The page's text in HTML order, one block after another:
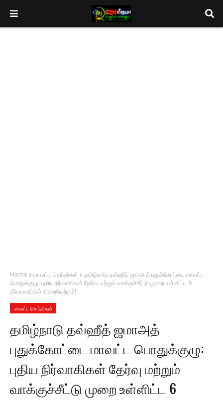
Home மாவட்ட செய்திகள்
தமிழ்நாடு தவ்ஹீத் ஜமாஅத் புதுக்கோட்டை மாவட்ட
பொதுக்குழு: புதிய நிர்வாகிகள் தேர்வு மற்றும் வாக்குச்சீட்டு முறை உள்ளிட்ட 6
தீர்மானங்கள் நிறைவேற்றம்!
மாவட்ட செய்திகள்
தமிழ்நாடு தவ்ஹீத் ஜமாஅத்
புதுக்கோட்டை மாவட்ட பொதுக்குழு:
புதிய நிர்வாகிகள் தேர்வு மற்றும்
வாக்குச்சீட்டு முறை உள்ளிட்ட 6